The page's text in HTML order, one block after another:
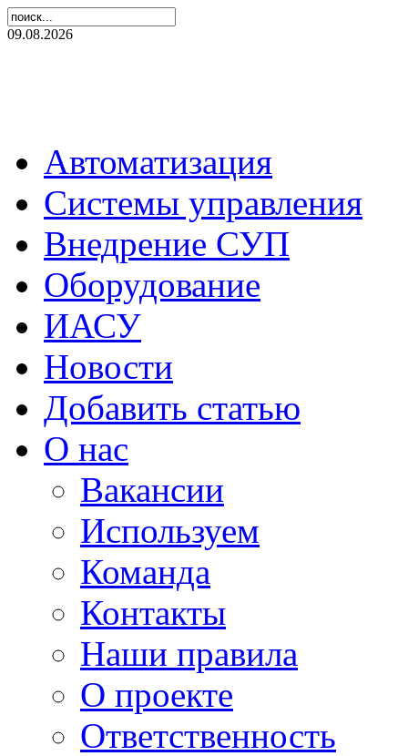
09.08.2026
Автоматизация
Системы управления
Внедрение СУП
Оборудование
ИАСУ
Новости
Добавить статью
О нас
Вакансии
Используем
Команда
Контакты
Наши правила
О проекте
Ответственность